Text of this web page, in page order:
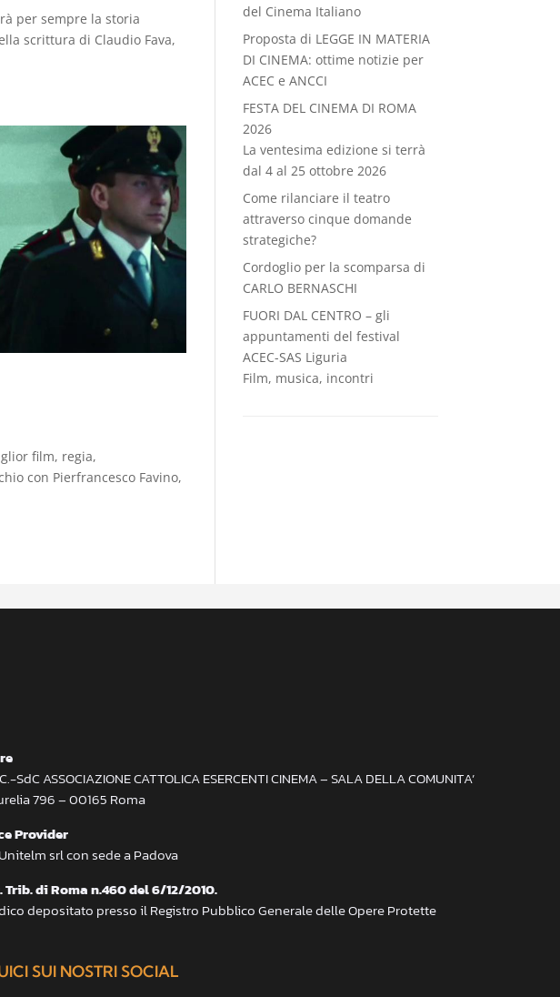
per sempre la storia
scrittura di Claudio Fava,
film, regia,
con Pierfrancesco Favino,
del Cinema Italiano
Proposta di LEGGE IN MATERIA
DI CINEMA: ottime notizie per
ACEC e ANCCI
FESTA DEL CINEMA DI ROMA
2026
La ventesima edizione si terrà
dal 4 al 25 ottobre 2026
Come rilanciare il teatro
attraverso cinque domande
strategiche?
Cordoglio per la scomparsa di
CARLO BERNASCHI
FUORI DAL CENTRO – gli
appuntamenti del festival
ACEC-SAS Liguria
Film, musica, incontri
SdC ASSOCIAZIONE CATTOLICA ESERCENTI CINEMA – SALA DELLA COMUNITA’
796 – 00165 Roma
Provider
srl con sede a Padova
Trib. di Roma n.460 del 6/12/2010.
depositato presso il Registro Pubblico Generale delle Opere Protette
SUI NOSTRI SOCIAL